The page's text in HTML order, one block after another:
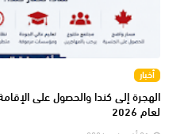
أخبار
لعام 2026